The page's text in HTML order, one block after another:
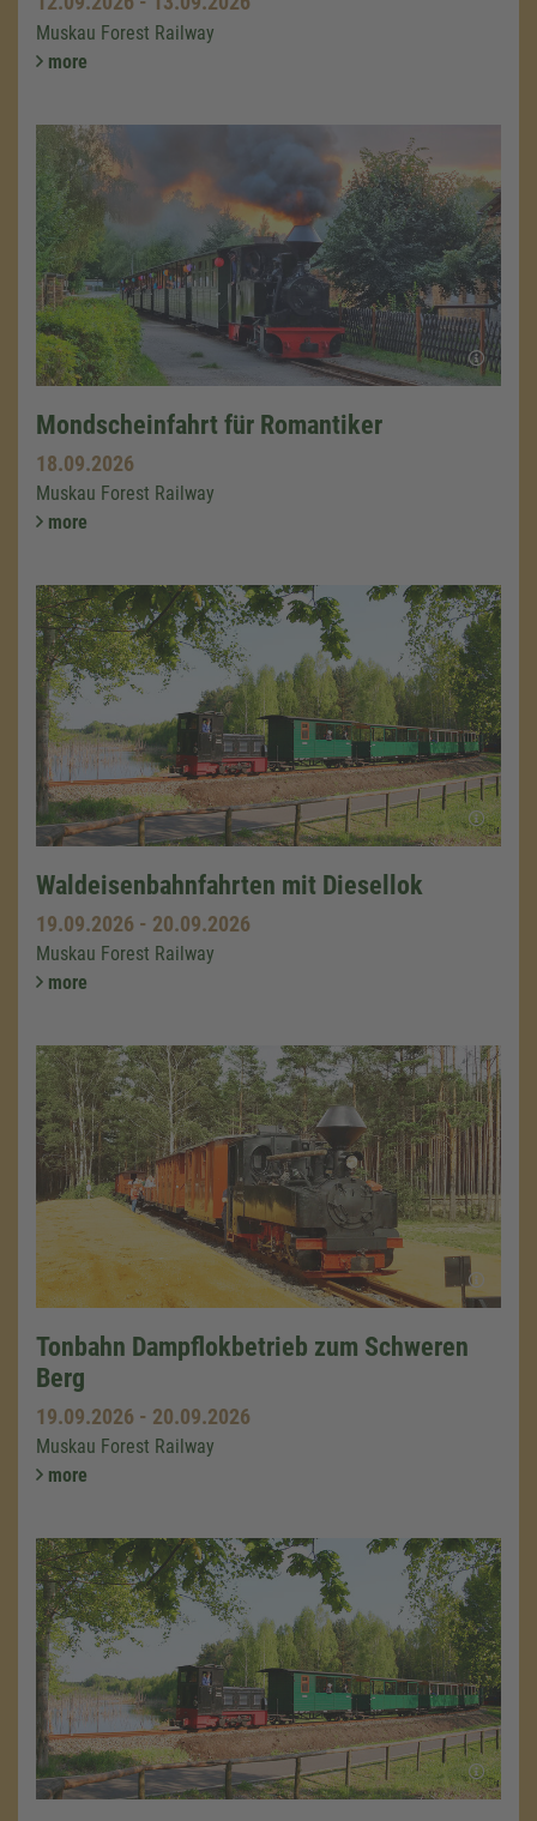
Muskau Forest Railway
more
Mondscheinfahrt für Romantiker
18.09.2026
Muskau Forest Railway
more
Waldeisenbahnfahrten mit Diesellok
19.09.2026 - 20.09.2026
Muskau Forest Railway
more
Tonbahn Dampflokbetrieb zum Schweren
Berg
19.09.2026 - 20.09.2026
Muskau Forest Railway
more